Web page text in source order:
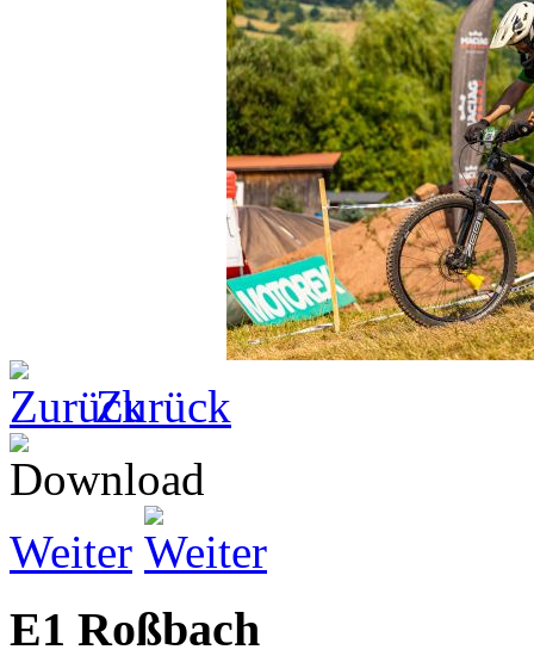
Zurück
Weiter
E1 Roßbach